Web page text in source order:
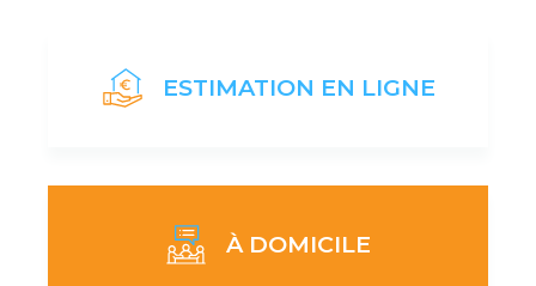
ESTIMATION EN LIGNE
À DOMICILE